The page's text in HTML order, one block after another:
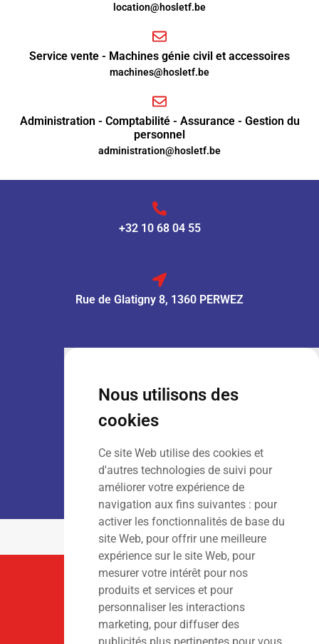
Nous utilisons des
cookies
Ce site Web utilise des cookies et
d'autres technologies de suivi pour
améliorer votre expérience de
navigation aux fins suivantes : pour
activer les fonctionnalités de base du
site Web, pour offrir une meilleure
expérience sur le site Web, pour
mesurer votre intérêt pour nos
produits et services et pour
personnaliser les interactions
marketing, pour diffuser des
location@hosletf.be
Service vente - Machines génie civil et accessoires
machines@hosletf.be
Administration - Comptabilité - Assurance - Gestion du
personnel
administration@hosletf.be
+32 10 68 04 55
Rue de Glatigny 8, 1360 PERWEZ
: 9h00 – 13h00
Dim: Fermé
LOCATION :
Lun – Ven: 7h00 – 18h00
Sam – Dim
: Fermé
Suivez-Nous